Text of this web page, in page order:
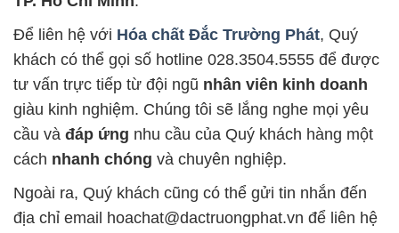
Để liên hệ với Hóa chất Đắc Trường Phát, Quý
khách có thể gọi số hotline 028.3504.5555 để được
tư vấn trực tiếp từ đội ngũ nhân viên kinh doanh
giàu kinh nghiệm. Chúng tôi sẽ lắng nghe mọi yêu
cầu và đáp ứng nhu cầu của Quý khách hàng một
cách nhanh chóng và chuyên nghiệp.
Ngoài ra, Quý khách cũng có thể gửi tin nhắn đến
địa chỉ email hoachat@dactruongphat.vn để liên hệ